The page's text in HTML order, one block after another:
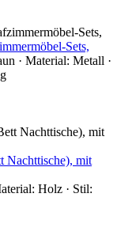
Sets,
· Material: Metall ·
Nachttische), mit
Holz · Stil: